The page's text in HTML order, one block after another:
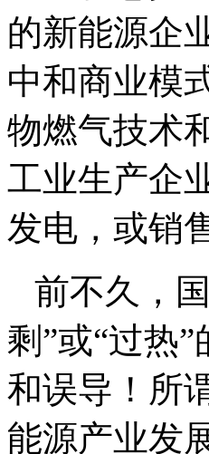
的新能源企
中和商业模
物燃气技术
工业生产企
发电，或销
前不久，
剩”或“过热
和误导！所
能源产业发